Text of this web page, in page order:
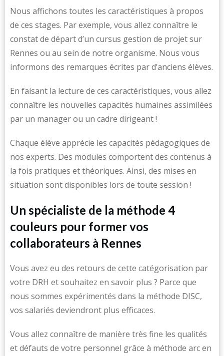
Nous affichons toutes les caractéristiques à propos
de ces stages. Par exemple, vous allez connaître le
constat de départ d’un cursus gestion de projet sur
Rennes ou au sein de notre organisme. Nous vous
informons des remarques écrites par d’anciens élèves.
En faisant la lecture de ces caractéristiques, vous allez
connaître les nouvelles capacités humaines assimilées
par un manager ou un cadre dirigeant !
Chaque élève apprécie les capacités pédagogiques de
nos experts. Des modules comportent des contenus à
la fois pratiques et théoriques. Ainsi, des mises en
situation sont disponibles lors de toute session !
Un spécialiste de la méthode 4
couleurs pour former vos
collaborateurs à Rennes
Vous avez eu des retours de cette catégorisation par
votre DRH et souhaitez en savoir plus ? Parce que
nous sommes expérimentés dans la méthode DISC,
vos salariés deviendront plus efficaces.
Vous allez connaître de manière très fine les qualités
et défauts de votre personnel grâce à méthode arc en